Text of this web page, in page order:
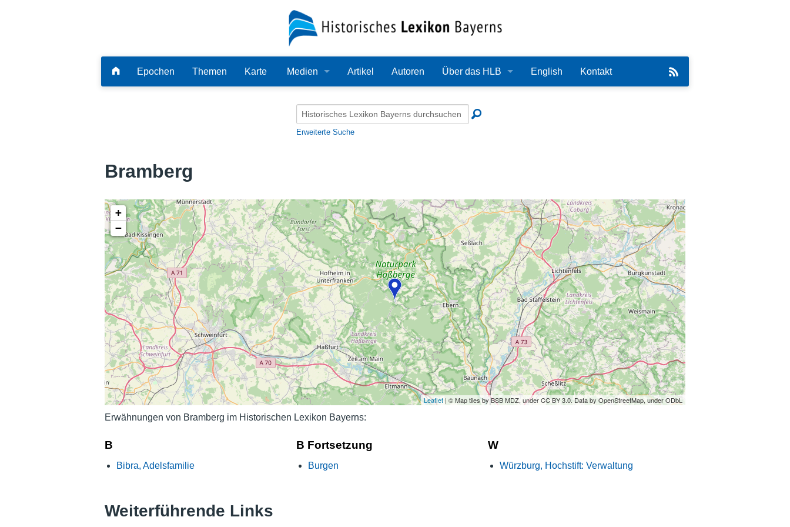
Epochen Themen Karte Medien
Audio
Alle Dateien
Artikel Autoren Über das HLB
Redaktion
Bearbeitungsstand
Zehn Jahre HLB
Häufige Fragen
Nutzungshinweise
English Kontakt
Erweiterte Suche
Bramberg
+
−
Leaflet | © Map tiles by BSB MDZ, under CC BY 3.0. Data by OpenStreetMap, under ODbL
Erwähnungen von Bramberg im Historischen Lexikon Bayerns:
B
Bibra, Adelsfamilie
B Fortsetzung
Burgen
W
Würzburg, Hochstift: Verwaltung
Weiterführende Links